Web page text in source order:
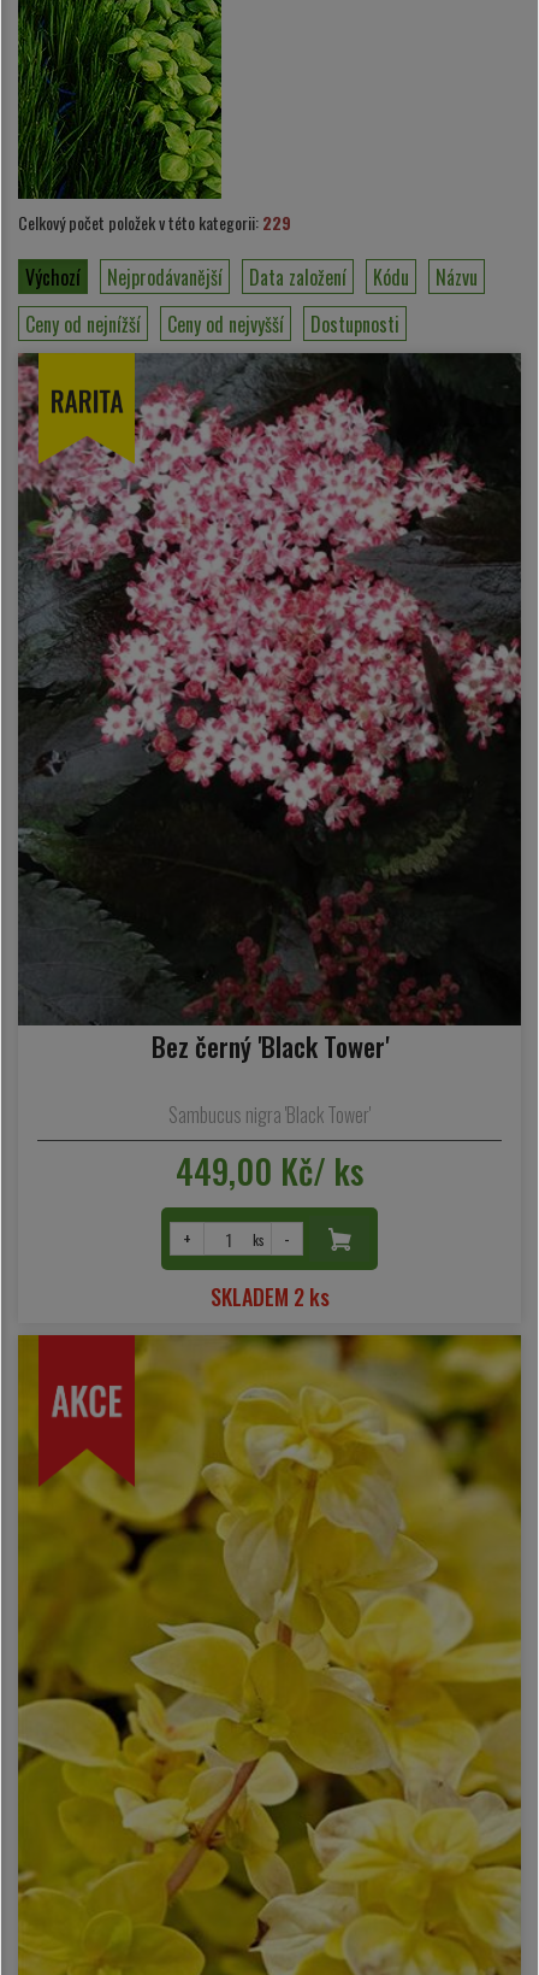
Celkový počet položek v této kategorii:229
Výchozí Nejprodávanější Data založení Kódu
Názvu
Ceny od nejnížší
Ceny od nejvyšší Dostupnosti
Bez černý 'Black Tower'
Sambucus nigra 'Black Tower'
449,00 Kč/ ks
+ ks -
SKLADEM 2 ks